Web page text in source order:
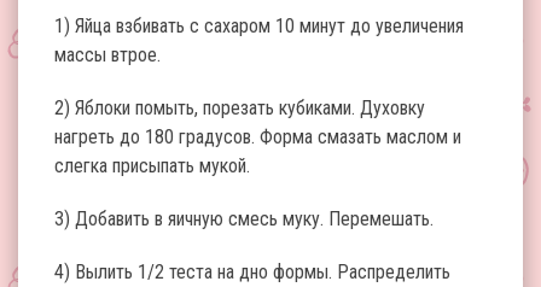
1) Яйца взбивать с сахаром 10 минут до увеличения
массы втрое.
2) Яблоки помыть, порезать кубиками. Духовку
нагреть до 180 градусов. Форма смазать маслом и
слегка присыпать мукой.
3) Добавить в яичную смесь муку. Перемешать.
4) Вылить 1/2 теста на дно формы. Распределить